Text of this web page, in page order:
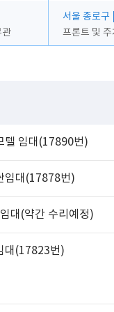
관
서울 종로구
프론트 및 주
텔 임대(17890번)
임대(17878번)
대(약간 수리예정)
대(17823번)